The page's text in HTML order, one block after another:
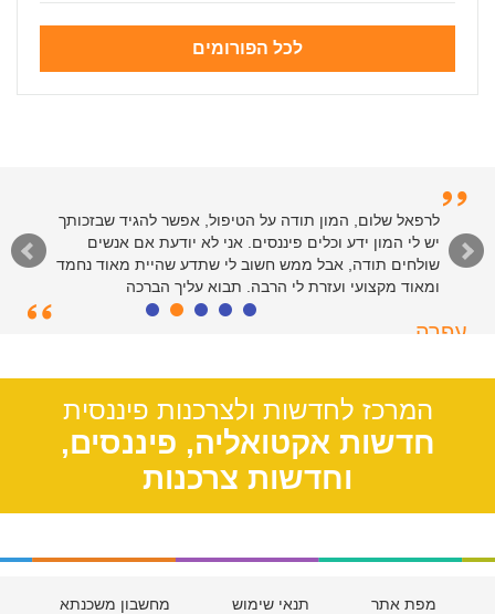
לכל הפורומים
לרפאל שלום, המון תודה על הטיפול, אפשר להגיד שבזכותך
יש לי המון ידע וכלים פיננסים. אני לא יודעת אם אנשים
שולחים תודה, אבל ממש חשוב לי שתדע שהיית מאוד נחמד
ומאוד מקצועי ועזרת לי הרבה. תבוא עליך הברכה
עפרה
המרכז לחדשות ולצרכנות פיננסית
חדשות אקטואליה, פיננסים,
וחדשות צרכנות
מפת אתר תנאי שימוש מחשבון משכנתא